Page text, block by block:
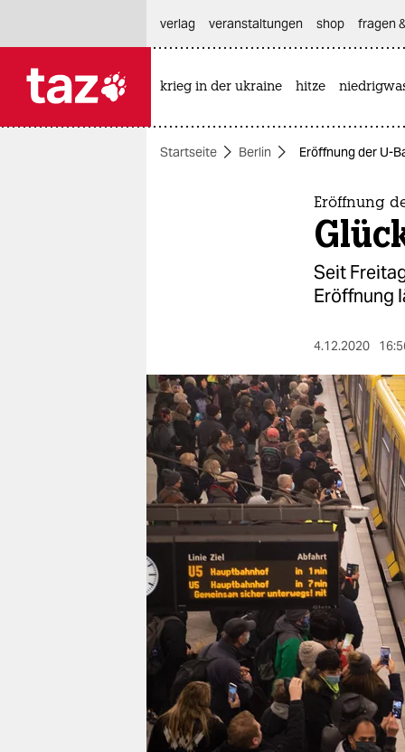
themen
berlin
nord
wahrheit
verlag
verlag
veranstaltungen
shop
fragen & hilfe
unterstützen
abo
verlag
veranstaltungen shop fragen
krieg in der ukraine hitze
Startseite Berlin Eröffnung der U-
Eröffnung
Seit
Eröffnung
4.12.2020